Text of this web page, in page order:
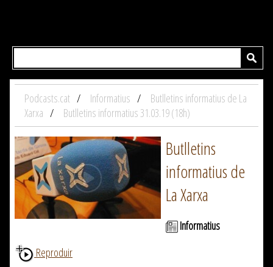
Podcasts.cat Informatius
Butlletins informatius de La
Xarxa
Butlletins informatius 31.03.19 (18h)
Butlletins
informatius de
La Xarxa
Informatius
Reproduir